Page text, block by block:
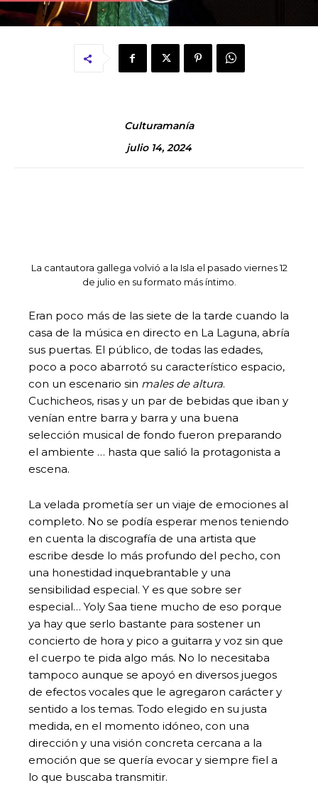
Culturamanía
julio 14, 2024
La cantautora gallega volvió a la Isla el pasado viernes 12
de julio en su formato más íntimo.
Eran poco más de las siete de la tarde cuando la
casa de la música en directo en La Laguna, abría
sus puertas. El público, de todas las edades,
poco a poco abarrotó su característico espacio,
con un escenario sin males de altura.
Cuchicheos, risas y un par de bebidas que iban y
venían entre barra y barra y una buena
selección musical de fondo fueron preparando
el ambiente … hasta que salió la protagonista a
escena.
La velada prometía ser un viaje de emociones al
completo. No se podía esperar menos teniendo
en cuenta la discografía de una artista que
escribe desde lo más profundo del pecho, con
una honestidad inquebrantable y una
sensibilidad especial. Y es que sobre ser
especial… Yoly Saa tiene mucho de eso porque
ya hay que serlo bastante para sostener un
concierto de hora y pico a guitarra y voz sin que
el cuerpo te pida algo más. No lo necesitaba
tampoco aunque se apoyó en diversos juegos
de efectos vocales que le agregaron carácter y
sentido a los temas. Todo elegido en su justa
medida, en el momento idóneo, con una
dirección y una visión concreta cercana a la
emoción que se quería evocar y siempre fiel a
lo que buscaba transmitir.